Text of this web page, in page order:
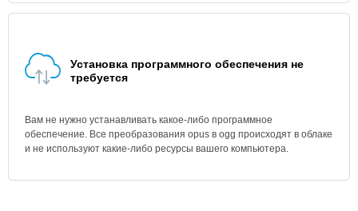
Установка программного обеспечения не
требуется
Вам не нужно устанавливать какое-либо программное
обеспечение. Все преобразования opus в ogg происходят в облаке
и не используют какие-либо ресурсы вашего компьютера.